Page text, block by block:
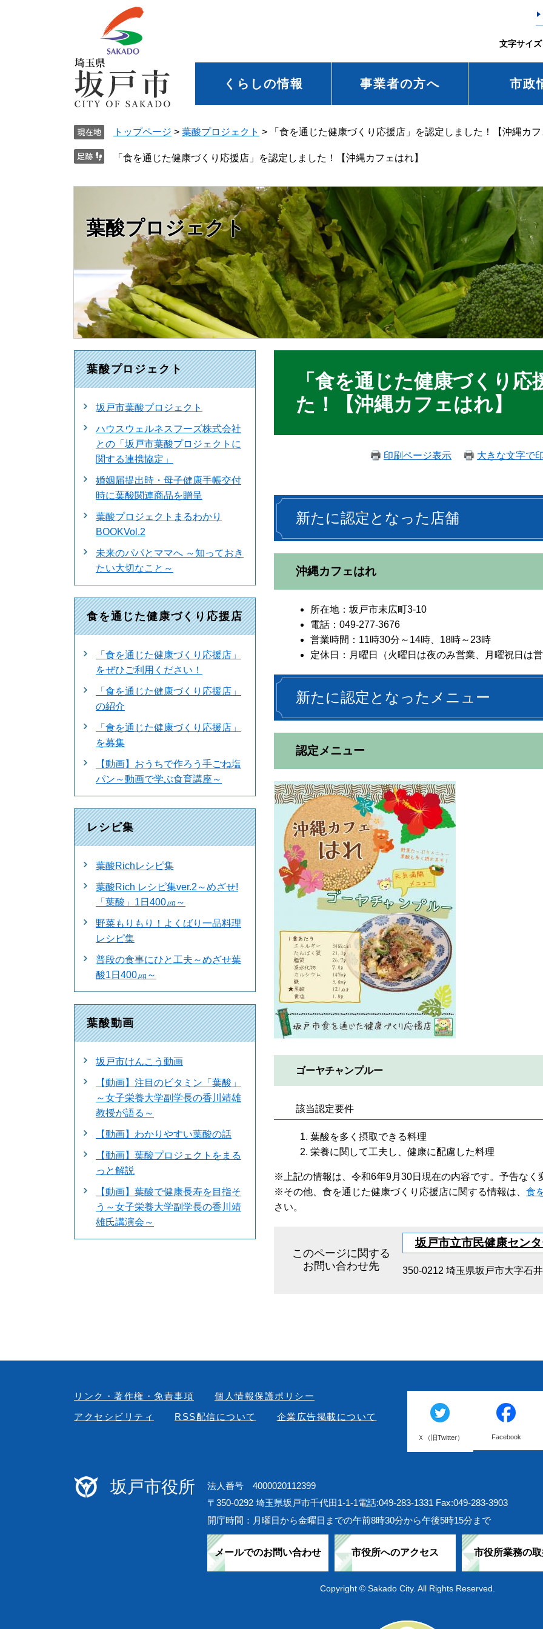
文字サイズ
くらしの情報 事業者の方へ 市政
トップページ > 葉酸プロジェクト > 「食を通じた健康づくり応援店」を認定しました！【沖縄カ
「食を通じた健康づくり応援店」を認定しました！【沖縄カフェはれ】
葉酸プロジェクト
「食を通じた健康づくり
た！【沖縄カフェはれ】
印刷ページ表示 大きな文字で
新たに認定となった店舗
沖縄カフェはれ
所在地：坂戸市末広町3-10
電話：049-277-3676
営業時間：11時30分～14時、18時～23時
定休日：月曜日（火曜日は夜のみ営業、月曜祝日は
新たに認定となったメニュー
認定メニュー
ゴーヤチャンプルー
該当認定要件
葉酸を多く摂取できる料理
栄養に関して工夫し、健康に配慮した料理
※上記の情報は、令和6年9月30日現在の内容です。予告なく
※その他、食を通じた健康づくり応援店に関する情報は、 食
さい。
このページに関する
お問い合わせ先
坂戸市立市民健康セン
350-0212 埼玉県坂戸市大字石
葉酸プロジェクト
坂戸市葉酸プロジェクト
ハウスウェルネスフーズ株式会社
との「坂戸市葉酸プロジェクトに
関する連携協定」
婚姻届提出時・母子健康手帳交付
時に葉酸関連商品を贈呈
葉酸プロジェクトまるわかり
BOOKVol.2
未来のパパとママへ ～知っておき
たい大切なこと～
食を通じた健康づくり応援店
「食を通じた健康づくり応援店」
をぜひご利用ください！
「食を通じた健康づくり応援店」
の紹介
「食を通じた健康づくり応援店」
を募集
【動画】おうちで作ろう手ごね塩
パン～動画で学ぶ食育講座～
レシピ集
葉酸Richレシピ集
葉酸Rich レシピ集ver.2～めざせ!
「葉酸」1日400㎍～
野菜もりもり！よくばり一品料理
レシピ集
普段の食事にひと工夫～めざせ葉
酸1日400㎍～
葉酸動画
坂戸市けんこう動画
【動画】注目のビタミン「葉酸」
～女子栄養大学副学長の香川靖雄
教授が語る～
【動画】わかりやすい葉酸の話
【動画】葉酸プロジェクトをまる
っと解説
【動画】葉酸で健康長寿を目指そ
う～女子栄養大学副学長の香川靖
雄氏講演会～
リンク・著作権・免責事項
個人情報保護ポリシー
アクセシビリティ
RSS配信について 企業広告掲載について
Ｘ（旧Twitter） Facebook
坂戸市役所
法人番号 4000020112399
〒350-0292 埼玉県坂戸市千代田1-1-1電話:049-283-1331 Fax:049-283-3903
開庁時間：月曜日から金曜日までの午前8時30分から午後5時15分まで
メールでのお問い合わせ 市役所へのアクセス 市役所業務の
Copyright © Sakado City. All Rights Reserved.